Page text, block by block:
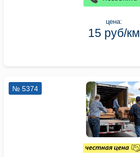
цена:
15 руб/км
№ 5374